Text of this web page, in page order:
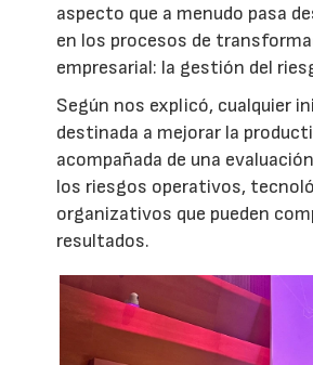
aspecto que a menudo pasa
en los procesos de
empresarial: la gestión del
Según nos explicó, cualquier
destinada a mejorar la
acompañada de una
los riesgos operativos,
organizativos que pueden
resultados.